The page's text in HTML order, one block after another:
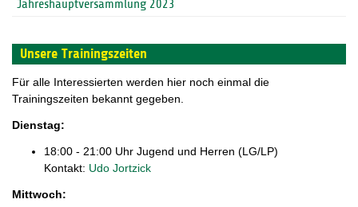
Jahreshauptversammlung 2023
Unsere Trainingszeiten
Für alle Interessierten werden hier noch einmal die
Trainingszeiten bekannt gegeben.
Dienstag:
18:00 - 21:00 Uhr Jugend und Herren (LG/LP)
Kontakt: Udo Jortzick
Mittwoch: